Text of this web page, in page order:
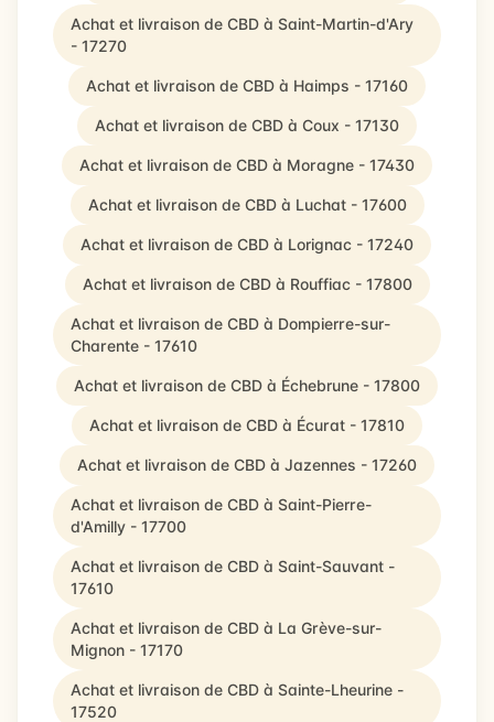
Achat et livraison de CBD à Saint-Martin-d'Ary
- 17270
Achat et livraison de CBD à Haimps - 17160
Achat et livraison de CBD à Coux - 17130
Achat et livraison de CBD à Moragne - 17430
Achat et livraison de CBD à Luchat - 17600
Achat et livraison de CBD à Lorignac - 17240
Achat et livraison de CBD à Rouffiac - 17800
Achat et livraison de CBD à Dompierre-sur-
Charente - 17610
Achat et livraison de CBD à Échebrune - 17800
Achat et livraison de CBD à Écurat - 17810
Achat et livraison de CBD à Jazennes - 17260
Achat et livraison de CBD à Saint-Pierre-
d'Amilly - 17700
Achat et livraison de CBD à Saint-Sauvant -
17610
Achat et livraison de CBD à La Grève-sur-
Mignon - 17170
Achat et livraison de CBD à Sainte-Lheurine -
17520